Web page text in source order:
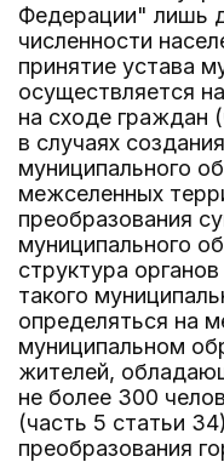
Федерации" лишь
численности
принятие устава
осуществляется
на сходе граждан
в случаях
муниципального
межселенных
преобразования
муниципального
структура
такого
определяться на
муниципальном
жителей,
не более 300
(часть 5 статьи
преобразования